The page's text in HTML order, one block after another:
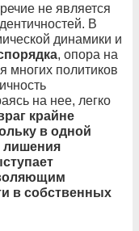
не является
В
динамики и
, опора на
многих политиков
на нее, легко
крайне
в одной
лишения
в собственных